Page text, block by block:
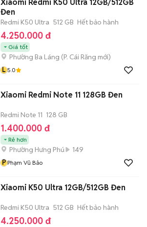
Đen
Redmi K50 Ultra 512 GB Hết bảo hành
4.250.000 đ
Giá tốt
Phường Ba Láng (P. Cái Răng mới)
L 5.0
Xiaomi Redmi Note 11 128GB Đen
Redmi Note 11 128 GB
1.400.000 đ
Rẻ hơn
Phường Hưng Phú
149
P Phạm Vũ Bảo
Xiaomi K50 Ultra 12GB/512GB Đen
Redmi K50 Ultra 512 GB Hết bảo hành
4.250.000 đ